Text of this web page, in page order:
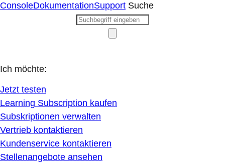
ConsoleDokumentationSupport Suche
Ich möchte:
Jetzt testen
Learning Subscription kaufen
Subskriptionen verwalten
Vertrieb kontaktieren
Kundenservice kontaktieren
Stellenangebote ansehen